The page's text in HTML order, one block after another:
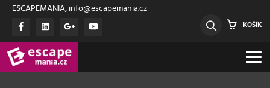
ESCAPEMANIA, info@escapemania.cz
KOŠÍK